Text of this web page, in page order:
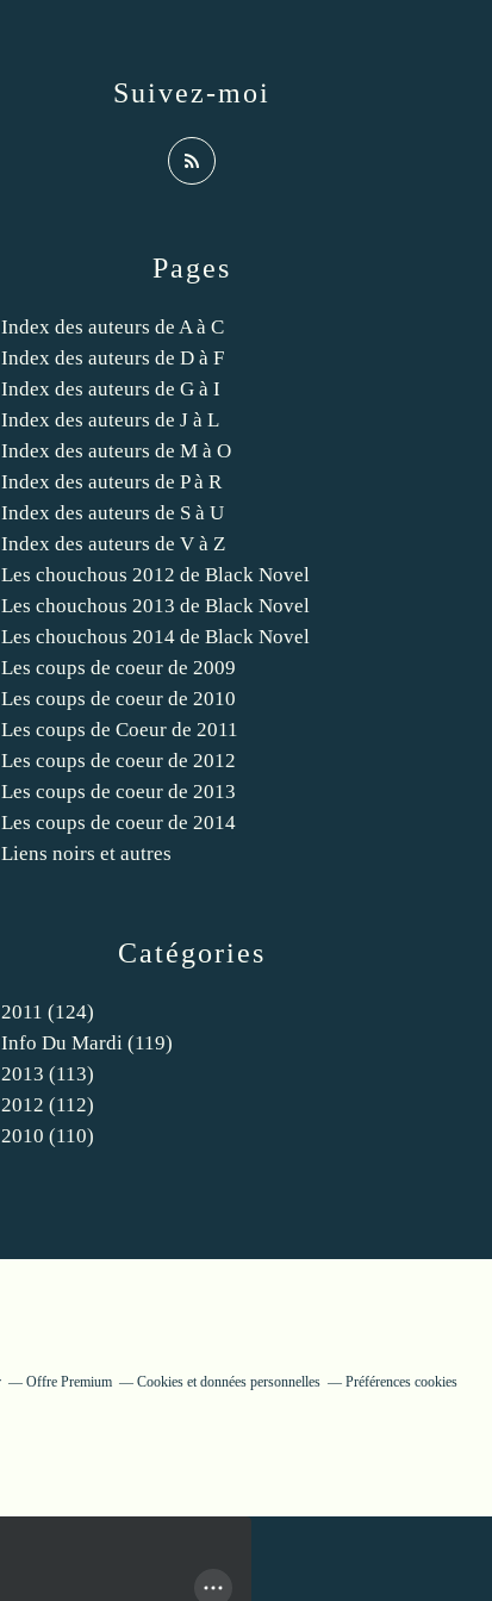
Catégories
2011 (124)
Info Du Mardi (119)
2013 (113)
2012 (112)
2010 (110)
Pages
Index des auteurs de A à C
Index des auteurs de D à F
Index des auteurs de G à I
Index des auteurs de J à L
Index des auteurs de M à O
Index des auteurs de P à R
Index des auteurs de S à U
Index des auteurs de V à Z
Les chouchous 2012 de Black Novel
Les chouchous 2013 de Black Novel
Les chouchous 2014 de Black Novel
Les coups de coeur de 2009
Les coups de coeur de 2010
Les coups de Coeur de 2011
Les coups de coeur de 2012
Les coups de coeur de 2013
Les coups de coeur de 2014
Liens noirs et autres
Suivez-moi
Offre Premium Cookies et données personnelles Préférences cookies